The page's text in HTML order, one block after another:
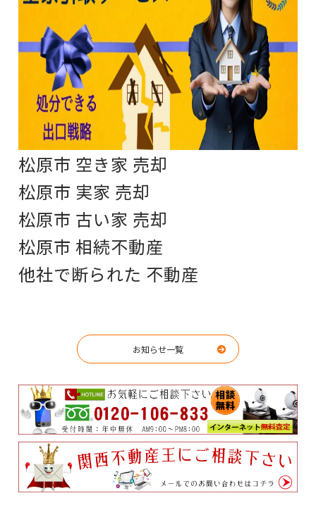
松原市 空き家 売却
松原市 実家 売却
松原市 古い家 売却
松原市 相続不動産
他社で断られた 不動産
お知らせ一覧